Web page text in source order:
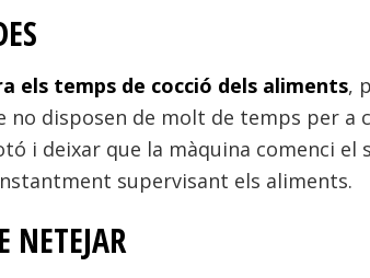
els temps de cocció dels aliments,
no disposen de molt de temps per a
i deixar que la màquina comenci el
supervisant els aliments.
NETEJAR